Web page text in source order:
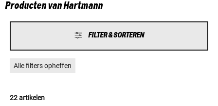
Producten van Hartmann
FILTER & SORTEREN
Alle filters opheffen
22 artikelen